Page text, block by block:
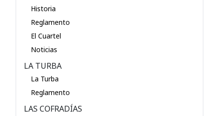
Historia
Reglamento
El Cuartel
Noticias
LA TURBA
La Turba
Reglamento
LAS COFRADÍAS